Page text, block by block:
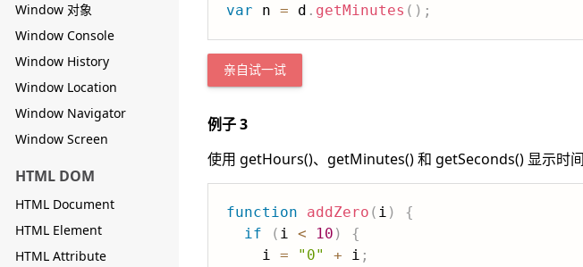
Window 对象
Window Console
Window History
Window Location
Window Navigator
Window Screen
HTML DOM
HTML Document
HTML Element
HTML Attribute
var n = d . getMinutes ( ) ;
亲自试一试
例子 3
使用 getHours()、getMinutes() 和 getSeconds() 显示时间
function addZero ( i )
{
if
( i < 10 )
{
    i
= "0" + i ;